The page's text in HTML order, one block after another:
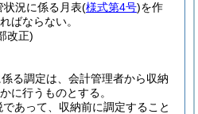
状況に係る月表(様式第4号)を作
ばならない。
改正)
る調定は、会計管理者から収納
に行うものとする。
あって、収納前に調定すること